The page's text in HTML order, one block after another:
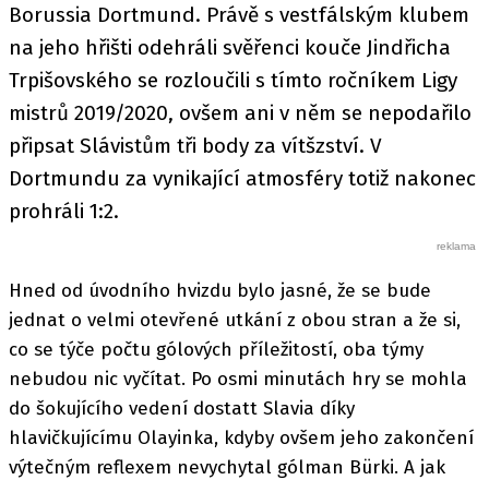
Borussia Dortmund. Právě s vestfálským klubem
na jeho hřišti odehráli svěřenci kouče Jindřicha
Trpišovského se rozloučili s tímto ročníkem Ligy
mistrů 2019/2020, ovšem ani v něm se nepodařilo
připsat Slávistům tři body za vítšzství. V
Dortmundu za vynikající atmosféry totiž nakonec
prohráli 1:2.
Hned od úvodního hvizdu bylo jasné, že se bude
jednat o velmi otevřené utkání z obou stran a že si,
co se týče počtu gólových příležitostí, oba týmy
nebudou nic vyčítat. Po osmi minutách hry se mohla
do šokujícího vedení dostatt Slavia díky
hlavičkujícímu Olayinka, kdyby ovšem jeho zakončení
výtečným reflexem nevychytal gólman Bürki. A jak